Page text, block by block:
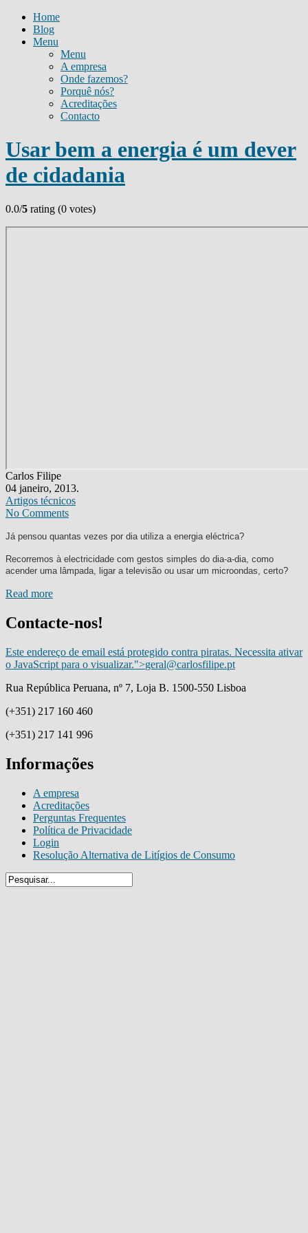
Home
Blog
Menu
Menu
A empresa
Onde fazemos?
Porquê nós?
Acreditações
Contacto
Usar bem a energia é um dever
de cidadania
0.0/5 rating (0 votes)
Carlos Filipe
04 janeiro, 2013.
Artigos técnicos
No Comments
Já pensou quantas vezes por dia utiliza a energia eléctrica?
Recorremos à electricidade com gestos simples do dia-a-dia, como
acender uma lâmpada, ligar a televisão ou usar um microondas, certo?
Read more
Contacte-nos!
Este endereço de email está protegido contra piratas. Necessita ativar
o JavaScript para o visualizar.">geral@carlosfilipe.pt
Rua República Peruana, nº 7, Loja B. 1500-550 Lisboa
(+351) 217 160 460
(+351) 217 141 996
Informações
A empresa
Acreditações
Perguntas Frequentes
Política de Privacidade
Login
Resolução Alternativa de Litígios de Consumo